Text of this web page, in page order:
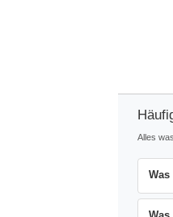
Alles
Was